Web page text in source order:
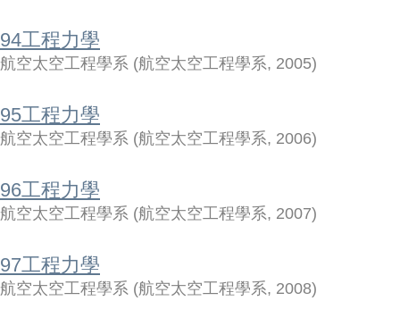
94工程力學
航空太空工程學系 (航空太空工程學系, 2005)
95工程力學
航空太空工程學系 (航空太空工程學系, 2006)
96工程力學
航空太空工程學系 (航空太空工程學系, 2007)
97工程力學
航空太空工程學系 (航空太空工程學系, 2008)